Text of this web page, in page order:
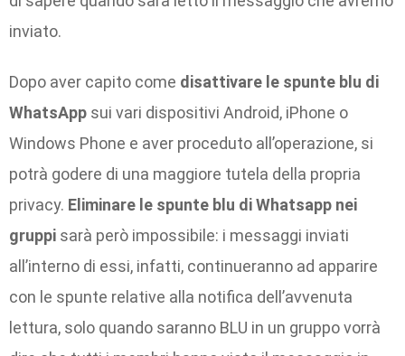
inviato.
Dopo aver capito come disattivare le spunte blu di
WhatsApp sui vari dispositivi Android, iPhone o
Windows Phone e aver proceduto all’operazione, si
potrà godere di una maggiore tutela della propria
privacy. Eliminare le spunte blu di Whatsapp nei
gruppi sarà però impossibile: i messaggi inviati
all’interno di essi, infatti, continueranno ad apparire
con le spunte relative alla notifica dell’avvenuta
lettura, solo quando saranno BLU in un gruppo vorrà